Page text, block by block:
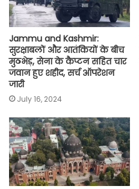
Jammu and Kashmir:
सुरक्षाबलों और आतंकियों के बीच
मुठभेड़, सेना के कैप्टन सहित चार
जवान हुए शहीद, सर्च ऑपरेशन
जारी
July 16, 2024